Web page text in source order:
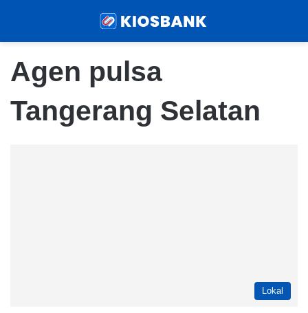
Agen pulsa
Tangerang Selatan
Lokal